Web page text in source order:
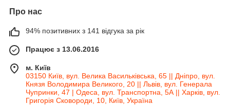
Про нас
94% позитивних з 141 відгука за рік
Працює з 13.06.2016
м. Київ
03150 Київ, вул. Велика Васильківська, 65 || Дніпро, вул.
Князя Володимира Великого, 20 || Львів, вул. Генерала
Чупринки, 47 | Одеса, вул. Транспортна, 5А || Харків, вул.
Григорія Сковороди, 10, Київ, Україна